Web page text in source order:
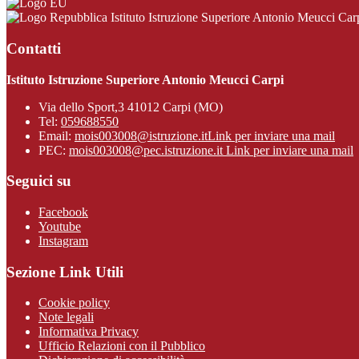
Istituto Istruzione Superiore Antonio Meucci
Contatti
Istituto Istruzione Superiore Antonio Meucci Carpi
Via dello Sport,3 41012 Carpi (MO)
Tel: 059688550
Email: mois003008@istruzione.itLink per inviare una mail
PEC: mois003008@pec.istruzione.it Link per inviare una mail
Seguici su
Facebook
Youtube
Instagram
Sezione Link Utili
Cookie policy
Note legali
Informativa Privacy
Ufficio Relazioni con il Pubblico